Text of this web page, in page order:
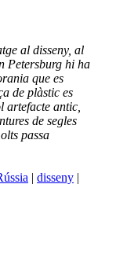
al disseny, al
Petersburg hi ha
que es
de plàstic es
artefacte antic,
de segles
passa
| disseny |